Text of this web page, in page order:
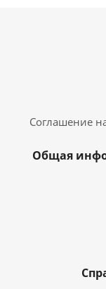
Соглашение
Общая